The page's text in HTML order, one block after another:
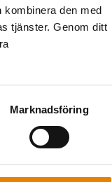
den med
tjänster. Genom ditt
Marknadsföring